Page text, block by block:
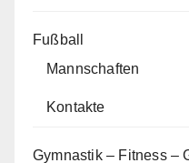
Fußball
Mannschaften
Kontakte
Gymnastik – Fitness –